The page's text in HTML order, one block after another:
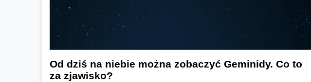
Od dziś na niebie można zobaczyć Geminidy. Co to
za zjawisko?